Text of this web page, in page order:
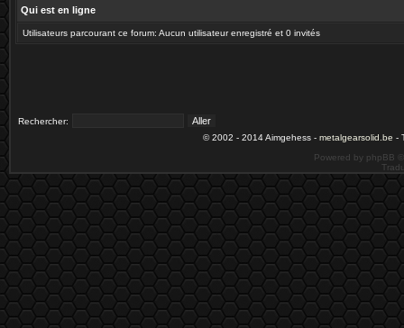
Qui est en ligne
Utilisateurs parcourant ce forum: Aucun utilisateur enregistré et 0 invités
Rechercher:
© 2002 - 2014 Aimgehess - metalgearsolid.be -
Powered by phpBB